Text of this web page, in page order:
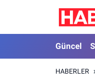
Güncel
HABERLER
Güncel
Spor
Nöbetçi Eczaneler
Hava Durumu